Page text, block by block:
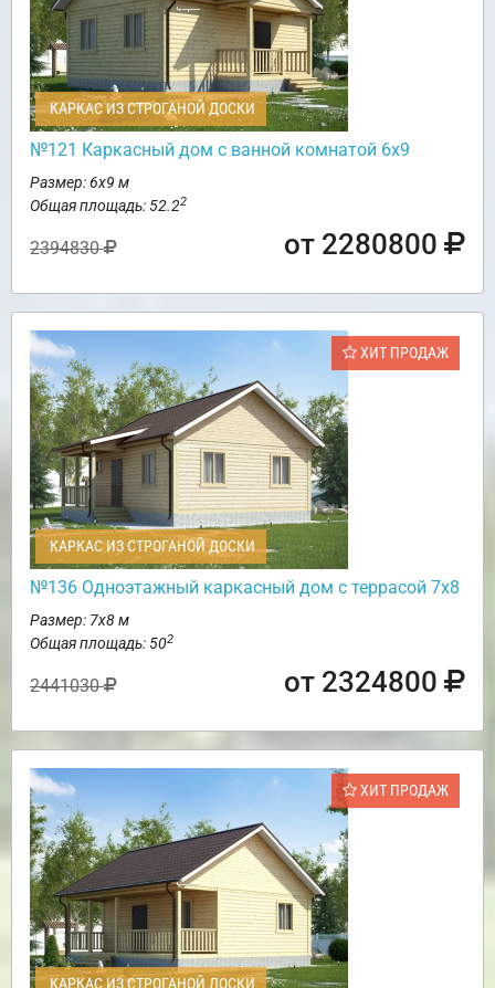
КАРКАС ИЗ СТРОГАНОЙ ДОСКИ
№121 Каркасный дом с ванной комнатой 6х9
Размер: 6х9 м
Общая площадь: 52.22
2394830 от 2280800
ХИТ ПРОДАЖ
КАРКАС ИЗ СТРОГАНОЙ ДОСКИ
№136 Одноэтажный каркасный дом с террасой 7х8
Размер: 7х8 м
Общая площадь: 502
2441030 от 2324800
ХИТ ПРОДАЖ
КАРКАС ИЗ СТРОГАНОЙ ДОСКИ